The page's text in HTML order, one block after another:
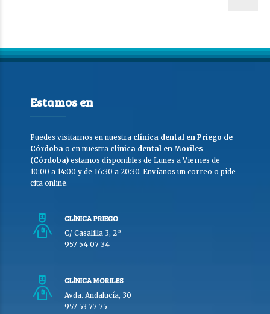
Estamos en
Puedes visitarnos en nuestra clínica dental en Priego de
Córdoba o en nuestra clínica dental en Moriles
(Córdoba) estamos disponibles de Lunes a Viernes de
10:00 a 14:00 y de 16:30 a 20:30. Envíanos un correo o pide
cita online.
CLÍNICA PRIEGO
C/ Casalilla 3, 2º
957 54 07 34
CLÍNICA MORILES
Avda. Andalucía, 30
957 53 77 75